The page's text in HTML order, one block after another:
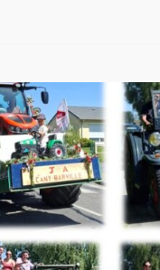
LIRE L'ARTICLE COMPLET